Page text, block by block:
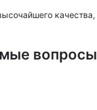
вопросы